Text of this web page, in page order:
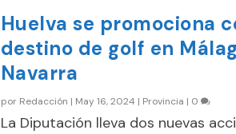
Huelva se promociona
destino de golf en
Navarra
por Redacción | May 16, 2024 | Provincia | 0
La Diputación lleva dos nuevas